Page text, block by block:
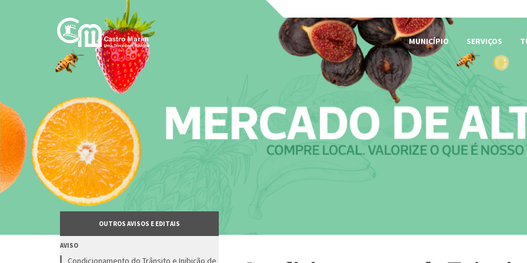
MUNICÍPIO
SERVIÇOS
OUTROS AVISOS E EDITAIS
AVISO
Condicionamento do Trânsito e Inibição de